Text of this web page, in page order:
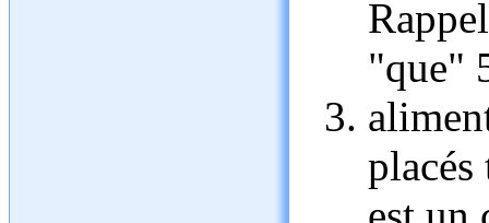
"que"
placés